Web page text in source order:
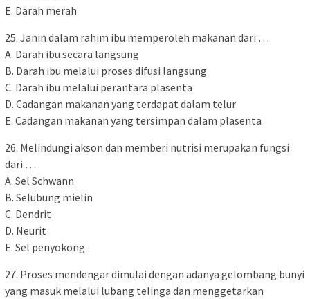
E. Darah merah
25. Janin dalam rahim ibu memperoleh makanan dari …
A. Darah ibu secara langsung
B. Darah ibu melalui proses difusi langsung
C. Darah ibu melalui perantara plasenta
D. Cadangan makanan yang terdapat dalam telur
E. Cadangan makanan yang tersimpan dalam plasenta
26. Melindungi akson dan memberi nutrisi merupakan fungsi
dari …
A. Sel Schwann
B. Selubung mielin
C. Dendrit
D. Neurit
E. Sel penyokong
27. Proses mendengar dimulai dengan adanya gelombang bunyi
yang masuk melalui lubang telinga dan menggetarkan